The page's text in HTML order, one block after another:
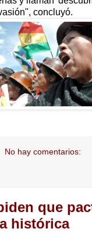
concluyó.
No hay comentarios:
que
histórica